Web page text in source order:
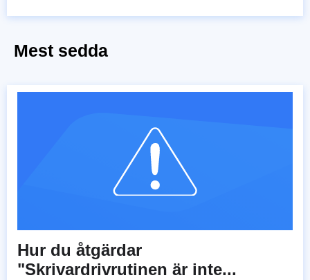
Mest sedda
Hur du åtgärdar
"Skrivardrivrutinen är inte...